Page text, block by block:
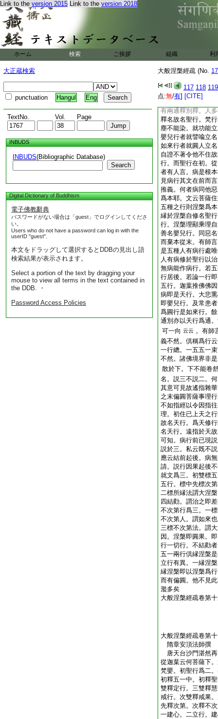
Link to the version 2015 Link to the version 2018
ホーム 検索 ご挨拶 組織 利
大正蔵検索
punctuation Hangul Eng
TextNo. Vol. Page
INBUDS
INBUDS(Bibliographic Database)
Search
Digital Dictionary of Buddhism
電子佛教辭典
パスワードがない場合は「guest」でログインしてくださ
い。
Users who do not have a password can log in with the
userID "guest".
本文をドラッグして選択するとDDBの見出し語
検索結果が表示されます。
Select a portion of the text by dragging your
mouse to view all terms in the text contained in
the DDB. ・
Password Access Policies
大般涅槃經疏 (No.
117 118 119
点:無/有] [CITE]
故遍法界。用攝惡
分布舍利。若取斯
云聖者諸佛菩薩之
兩意。菩薩所行即
未顯今當別釋。何
淺後深。眞不知俗
稱聖行未爲別意。
行一切行。一智一
故上文云是大乘經
勝最上圓根性人行
云。佛子行道已來
有兩通釋別釋。人
釋名故名聖行。梵
塵不能染。就功能
嬰兒行者就譬喩立
如來行者就圓人立
自證不著令他不住
行。而聖行在初。
者有人言。病是根
見病行其文在前而
推義。何者病同他
爲本耶。文云菩薩
五種之行則涅槃爲
縁於涅槃自修名聖
行。涅槃理顯乘理
善名嬰兒行。同惡
而棄本從末。有師
是五種人有病行處
人有病修於聖行以
無病能作病行。若
行居後。若論一行
五行。迦葉推佛佛
病即是天行。大悲
即嬰兒行。及常患
爲圓行是如來行。
通別亦以天行爲通
可一向 云云 。有師
義不然。倶稱爲行
一行總。一五五一
不然。諸佛境界非
散於下。下不能卷
名。説三不説二。
其意可見故遙指雜
之末偏圓菩薩事理
不如指經以令因指
理。初住已上天之
故名天行。爲天修
名天行。遠指於天
可知。病行前已現
説於三。私云既不
應云結前起後。病
請。説行因果起後
就文爲三。初雙標
五行。標中先標次
二標所縁法謂大涅
四結勸。謂治之即
不次第行爲三。一
不次第人。謂如來
三標不次第法。謂
因。涅槃即圓果。
行一切行。不結勸
五一兩行倶縁涅槃
立行有異。一縁涅
縁涅槃即以涅槃爲
而有偏圓。他不見
濫多矣
大般涅槃經疏卷第
大般涅槃經疏卷第
隋章安頂法師撰
唐天台沙門湛然
從迦葉云何菩薩下
梵嬰。初聖行爲二
初釋五一中。初釋
雙釋定行。三雙釋
戒行。次雙釋戒果
先釋次第。次釋不
一建心。二立行。